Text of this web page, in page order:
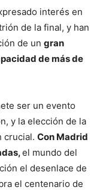
interés en
de la final, y han
de un gran
de más de
ser un evento
y la elección de la
crucial. Con Madrid
el mundo del
el desenlace de
el centenario de